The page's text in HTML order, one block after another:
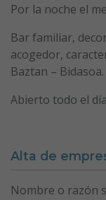
Por la noche el
Bar familiar,
acogedor,
Baztan – Bidasoa.
Abierto todo el
Alta de
Nombre o razón